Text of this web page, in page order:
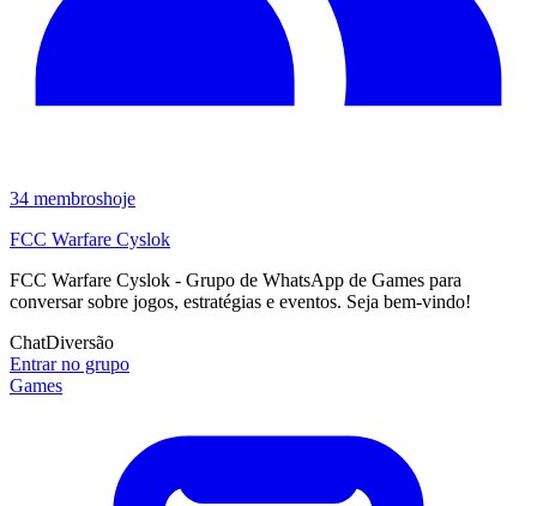
34 membroshoje
FCC Warfare Cyslok
FCC Warfare Cyslok - Grupo de WhatsApp de Games para
conversar sobre jogos, estratégias e eventos. Seja bem-vindo!
ChatDiversão
Entrar no grupo
Games